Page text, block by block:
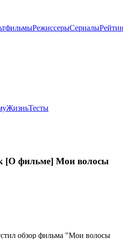
РежиссерыСериалы
ЖизньТесты
фильме] Мои волосы
обзор фильма "Мои волосы